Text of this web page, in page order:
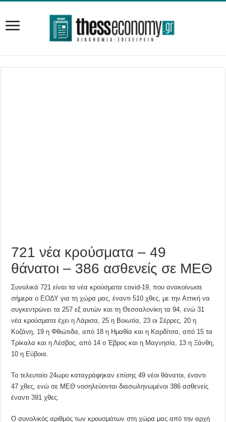
721 νέα κρούσματα – 49
θάνατοι – 386 ασθενείς σε ΜΕΘ
Συνολικά 721 είναι τα νέα κρούσματα covid-19, που ανακοίνωσε
σήμερα ο ΕΟΔΥ για τη χώρα μας, έναντι 510 χθες, με την Αττική να
συγκεντρώνει τα 257 εξ αυτών και τη Θεσσαλονίκη τα 94, ενώ 31
νέα κρούσματα έχει η Λάρισα, 25 η Βοιωτία, 23 οι Σέρρες, 20 η
Κοζάνη, 19 η Φθιώτιδα, από 18 η Ημαθία και η Καρδίτσα, από 15 τα
Τρίκαλα και η Λέσβος, από 14 ο Έβρος και η Μαγνησία, 13 η Ξάνθη,
10 η Εύβοια.
Το τελευταίο 24ωρο καταγράφηκαν επίσης 49 νέοι θάνατοι, έναντι
47 χθες, ενώ σε ΜΕΘ νοσηλεύονται διασωληνωμένοι 386 ασθενείς
έναντι 391 χθες.
Ο συνολικός αριθμός των κρουσμάτων στη χώρα μας από την αρχή